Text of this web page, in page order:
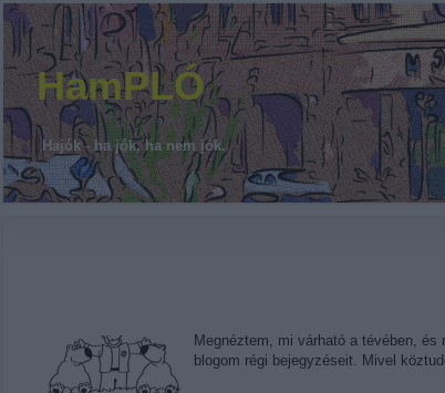
HamPLÓ
Hajók - ha jók, ha nem jók.
Megnéztem, mi várható a tévében,
blogom régi bejegyzéseit. Mivel